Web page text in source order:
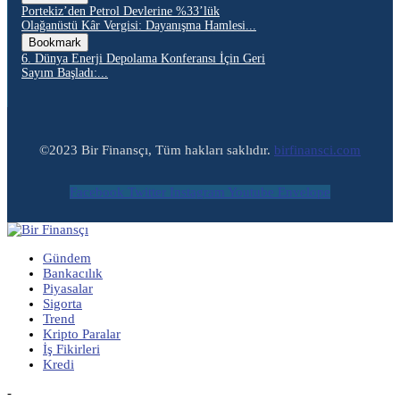
Portekiz’den Petrol Devlerine %33’lük
Olağanüstü Kâr Vergisi: Dayanışma Hamlesi...
Bookmark
6. Dünya Enerji Depolama Konferansı İçin Geri
Sayım Başladı:...
©2023 Bir Finansçı, Tüm hakları saklıdır. birfinansci.com
Facebook Twitter Instagram Youtube Envelope
Gündem
Bankacılık
Piyasalar
Sigorta
Trend
Kripto Paralar
İş Fikirleri
Kredi
-